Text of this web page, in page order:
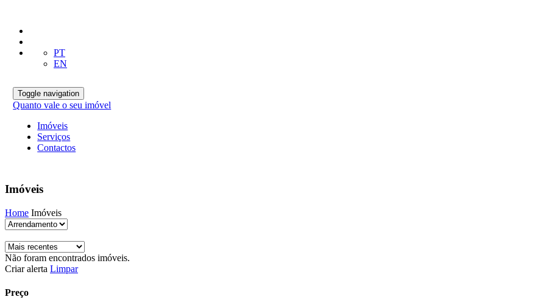
PT
EN
Toggle navigation
Quanto vale o seu imóvel
Imóveis
Serviços
Contactos
Imóveis
Home Imóveis
Não foram encontrados imóveis.
Criar alerta Limpar
Preço